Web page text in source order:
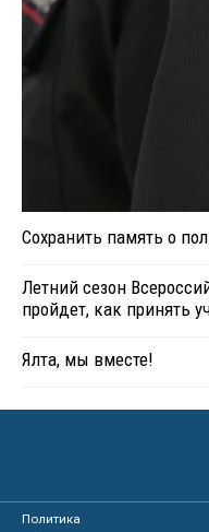
Сохранить память о
Летний сезон
пройдет, как принять
Ялта, мы вместе!
Политика